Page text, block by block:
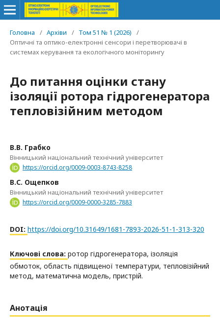
Головна / Архіви / Том 51 № 1 (2026)
/
Оптичні та оптико-електронні сенсори і перетворювачі в
системах керування та екологічного моніторингу
До питання оцінки стану
ізоляції ротора гідрогенератора
тепловізійним методом
В.В. Грабко
Вінницький національний технічний університет
https://orcid.org/0009-0003-8743-8258
В.С. Ощепков
Вінницький національний технічний університет
https://orcid.org/0009-0000-3285-7883
DOI: https://doi.org/10.31649/1681-7893-2026-51-1-313-320
Ключові слова: ротор гідрогенератора, ізоляція
обмоток, область підвищеної температури, тепловізійний
метод, математична модель, пристрій.
Анотація